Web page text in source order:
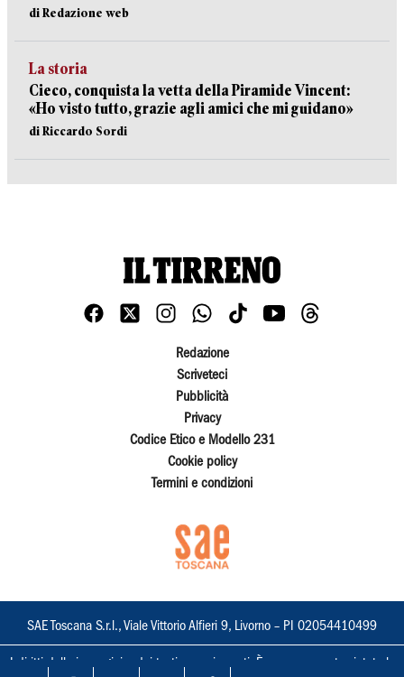
di Redazione web
La storia
Cieco, conquista la vetta della Piramide Vincent:
«Ho visto tutto, grazie agli amici che mi guidano»
di Riccardo Sordi
Redazione
Scriveteci
Pubblicità
Privacy
Codice Etico e Modello 231
Cookie policy
Termini e condizioni
SAE Toscana S.r.l., Viale Vittorio Alfieri 9, Livorno – PI 02054410499
I diritti delle immagini e dei testi sono riservati. È espressamente vietata la